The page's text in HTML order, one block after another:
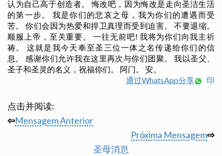
认为自己高于创造者。 悔改吧，因为悔改是走向圣洁生活
的第一步。 我是你们的悲哀之母，我为你们的遭遇而受
苦。 你们会因为热爱和捍卫真理而受到迫害。 不要退缩。
顺服上帝，至关重要。 一往无前吧! 我将为你们向我主祈
祷。 这就是我今天奉至圣三位一体之名传递给你们的信
息。 感谢你们允许我在这里再次与你们团聚。 我以圣父、
圣子和圣灵的名义，祝福你们。 阿门。 安。
通过WhatsApp分享
印
点击并阅读:
⇦Mensagem Anterior
Próxima Mensagem⇨
圣母消息